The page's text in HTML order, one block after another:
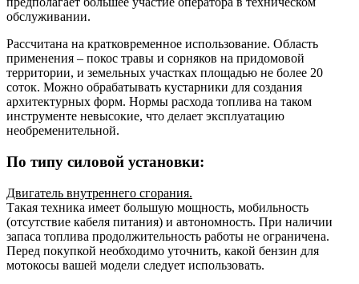
обслуживании.
Рассчитана на кратковременное использование. Область
применения – покос травы и сорняков на придомовой
территории, и земельных участках площадью не более 20
соток. Можно обрабатывать кустарники для создания
архитектурных форм. Нормы расхода топлива на таком
инструменте невысокие, что делает эксплуатацию
необременительной.
По типу силовой установки:
Двигатель внутреннего сгорания.
Такая техника имеет большую мощность, мобильность
(отсутствие кабеля питания) и автономность. При наличии
запаса топлива продолжительность работы не ограничена.
Перед покупкой необходимо уточнить, какой бензин для
мотокосы вашей модели следует использовать.